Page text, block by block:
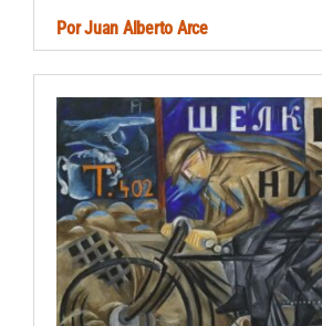
PorJuan Alberto Arce